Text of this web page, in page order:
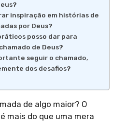
inspiração em histórias de
por Deus?
posso dar para
de Deus?
seguir o chamado,
dos desafios?
de algo maior? O
é mais do que uma mera